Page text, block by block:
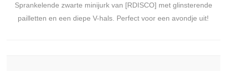
Sprankelende zwarte minijurk van [RDISCO] met glinsterende
pailletten en een diepe V-hals. Perfect voor een avondje uit!